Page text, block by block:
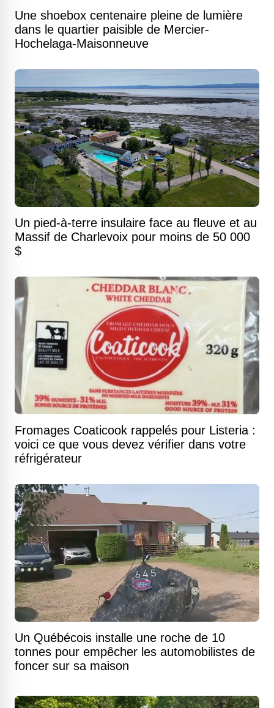
Une shoebox centenaire pleine de lumière
dans le quartier paisible de Mercier-
Hochelaga-Maisonneuve
Un pied-à-terre insulaire face au fleuve et au
Massif de Charlevoix pour moins de 50 000
$
Fromages Coaticook rappelés pour Listeria :
voici ce que vous devez vérifier dans votre
réfrigérateur
Un Québécois installe une roche de 10
tonnes pour empêcher les automobilistes de
foncer sur sa maison